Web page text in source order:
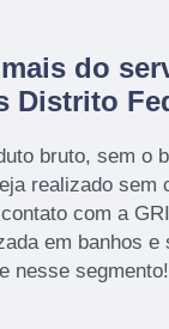
do
Distrito
bruto, sem o
realizado sem
com a
em banhos
nesse segmento!